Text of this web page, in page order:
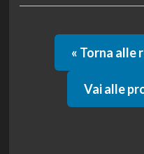
« Torna alle
Vai alle